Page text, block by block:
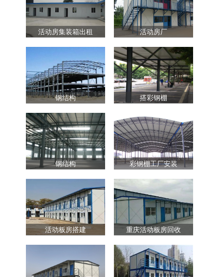
活动房集装箱出租 活动房厂
钢结构 搭彩钢棚
钢结构 彩钢棚工厂安装
活动板房搭建 重庆活动板房回收